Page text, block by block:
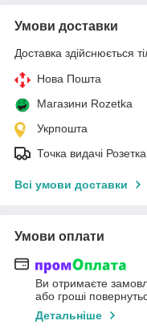
Умови доставки
Доставка здійснюється
Нова Пошта
Магазини Rozetka
Укрпошта
Точка видачі Розетка
Всі умови доставки
Умови оплати
Ви отримаєте
або гроші
Детальніше